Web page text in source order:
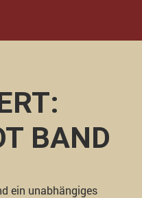
BAND
ein unabhängiges